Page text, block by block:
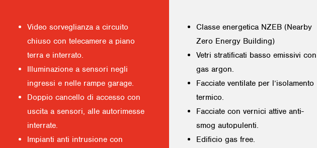
Video sorveglianza a circuito
chiuso con telecamere a piano
terra e interrato.
Illuminazione a sensori negli
ingressi e nelle rampe garage.
Doppio cancello di accesso con
uscita a sensori, alle autorimesse
interrate.
Impianti anti intrusione con
Classe energetica NZEB (Nearby
Zero Energy Building)
Vetri stratificati basso emissivi con
gas argon.
Facciate ventilate per l’isolamento
termico.
Facciate con vernici attive anti-
smog autopulenti.
Edificio gas free.